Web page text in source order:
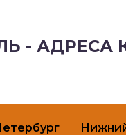
- АДРЕСА